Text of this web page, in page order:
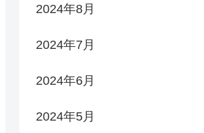
2024年8月
2024年7月
2024年6月
2024年5月